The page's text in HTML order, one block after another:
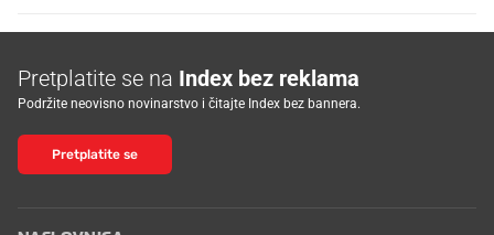
Pretplatite se na Index bez reklama
Podržite neovisno novinarstvo i čitajte Index bez bannera.
Pretplatite se